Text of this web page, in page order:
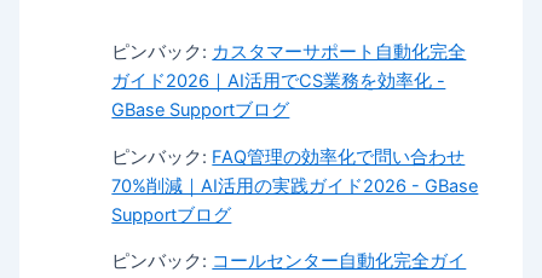
ピンバック: カスタマーサポート自動化完全
ガイド2026｜AI活用でCS業務を効率化 -
GBase Supportブログ
ピンバック: FAQ管理の効率化で問い合わせ
70%削減｜AI活用の実践ガイド2026 - GBase
Supportブログ
ピンバック: コールセンター自動化完全ガイ